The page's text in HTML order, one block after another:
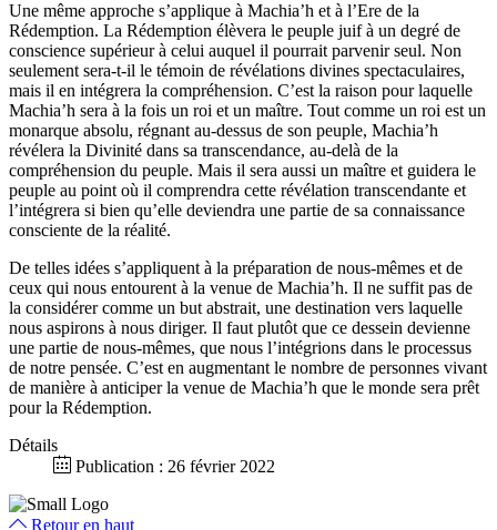
Une même approche s’applique à Machia’h et à l’Ere de la
Rédemption. La Rédemption élèvera le peuple juif à un degré de
conscience supérieur à celui auquel il pourrait parvenir seul. Non
seulement sera-t-il le témoin de révélations divines spectaculaires,
mais il en intégrera la compréhension. C’est la raison pour laquelle
Machia’h sera à la fois un roi et un maître. Tout comme un roi est un
monarque absolu, régnant au-dessus de son peuple, Machia’h
révélera la Divinité dans sa transcendance, au-delà de la
compréhension du peuple. Mais il sera aussi un maître et guidera le
peuple au point où il comprendra cette révélation transcendante et
l’intégrera si bien qu’elle deviendra une partie de sa connaissance
consciente de la réalité.
De telles idées s’appliquent à la préparation de nous-mêmes et de
ceux qui nous entourent à la venue de Machia’h. Il ne suffit pas de
la considérer comme un but abstrait, une destination vers laquelle
nous aspirons à nous diriger. Il faut plutôt que ce dessein devienne
une partie de nous-mêmes, que nous l’intégrions dans le processus
de notre pensée. C’est en augmentant le nombre de personnes vivant
de manière à anticiper la venue de Machia’h que le monde sera prêt
pour la Rédemption.
Détails
Publication : 26 février 2022
Retour en haut